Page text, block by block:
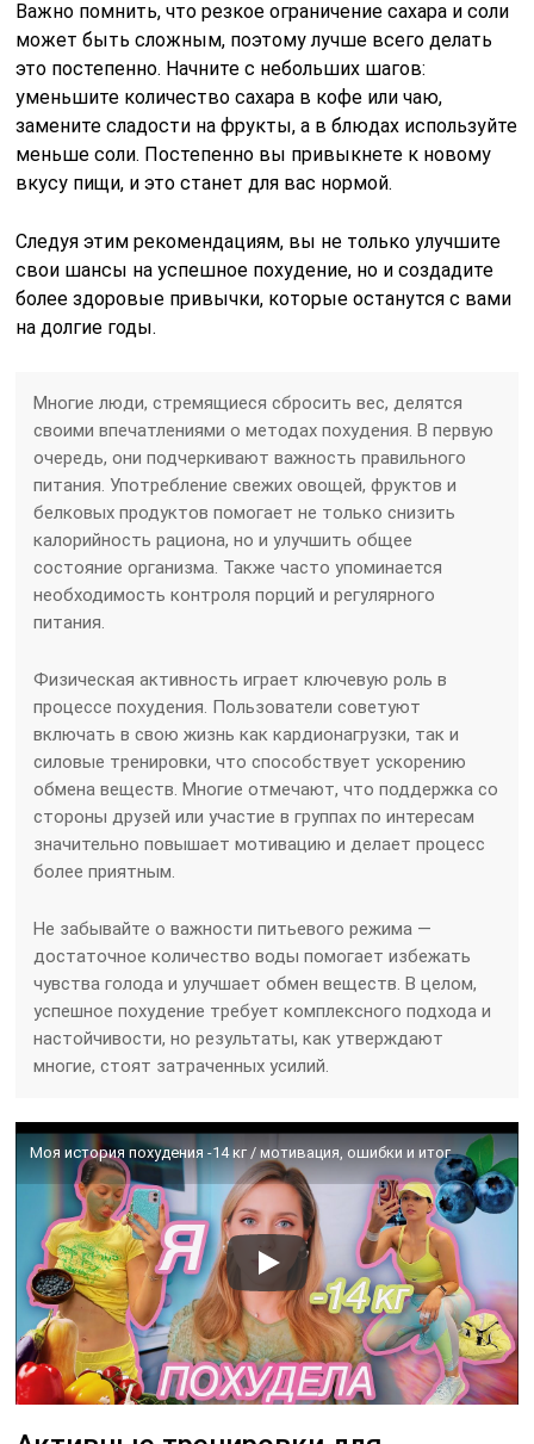
Важно помнить, что резкое ограничение сахара и соли
может быть сложным, поэтому лучше всего делать
это постепенно. Начните с небольших шагов:
уменьшите количество сахара в кофе или чаю,
замените сладости на фрукты, а в блюдах используйте
меньше соли. Постепенно вы привыкнете к новому
вкусу пищи, и это станет для вас нормой.
Следуя этим рекомендациям, вы не только улучшите
свои шансы на успешное похудение, но и создадите
более здоровые привычки, которые останутся с вами
на долгие годы.
Многие люди, стремящиеся сбросить вес, делятся
своими впечатлениями о методах похудения. В первую
очередь, они подчеркивают важность правильного
питания. Употребление свежих овощей, фруктов и
белковых продуктов помогает не только снизить
калорийность рациона, но и улучшить общее
состояние организма. Также часто упоминается
необходимость контроля порций и регулярного
питания.
Физическая активность играет ключевую роль в
процессе похудения. Пользователи советуют
включать в свою жизнь как кардионагрузки, так и
силовые тренировки, что способствует ускорению
обмена веществ. Многие отмечают, что поддержка со
стороны друзей или участие в группах по интересам
значительно повышает мотивацию и делает процесс
более приятным.
Не забывайте о важности питьевого режима —
достаточное количество воды помогает избежать
чувства голода и улучшает обмен веществ. В целом,
успешное похудение требует комплексного подхода и
настойчивости, но результаты, как утверждают
многие, стоят затраченных усилий.
Моя история похудения -14 кг / мотивация, ошибки и итог